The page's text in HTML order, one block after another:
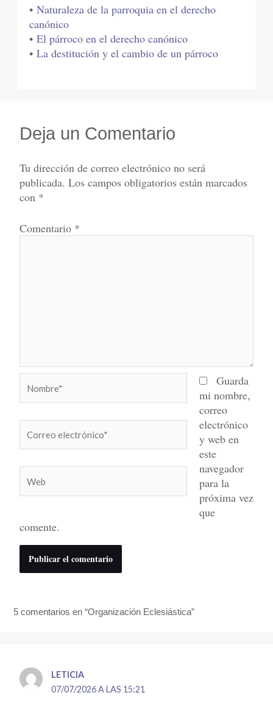
•Naturaleza de la parroquia en el derecho
canónico
•El párroco en el derecho canónico
•La destitución y el cambio de un párroco
Deja un Comentario
Tu dirección de correo electrónico no será
publicada. Los campos obligatorios están marcados
con *
Comentario *
electrónico*
Guarda
mi nombre,
correo
electrónico
y web en
este
navegador
para la
próxima vez
que
comente.
5 comentarios en “Organización Eclesiástica”
LETICIA
07/07/2026 A LAS 15:21